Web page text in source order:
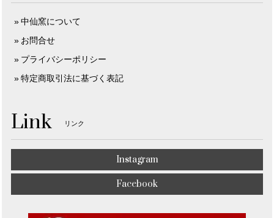
中仙窯について
お問合せ
プライバシーポリシー
特定商取引法に基づく表記
Link リンク
Instagram
Facebook